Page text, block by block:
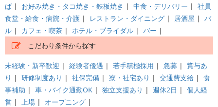
ば | お好み焼き・タコ焼き・鉄板焼き | 中食・デリバリー | 社員
食堂・給食・病院・介護 | レストラン・ダイニング | 居酒屋 | バ
ル | カフェ・喫茶 | ホテル・ブライダル | バー |
こだわり条件から探す
未経験・新卒歓迎 | 経験者優遇 | 若手積極採用 | 急募 | 賞与あ
り | 研修制度あり | 社保完備 | 寮・社宅あり | 交通費支給 | 食
事補助 | 車・バイク通勤OK | 独立支援あり | 週休2日 | 個人経
営 | 上場 | オープニング |